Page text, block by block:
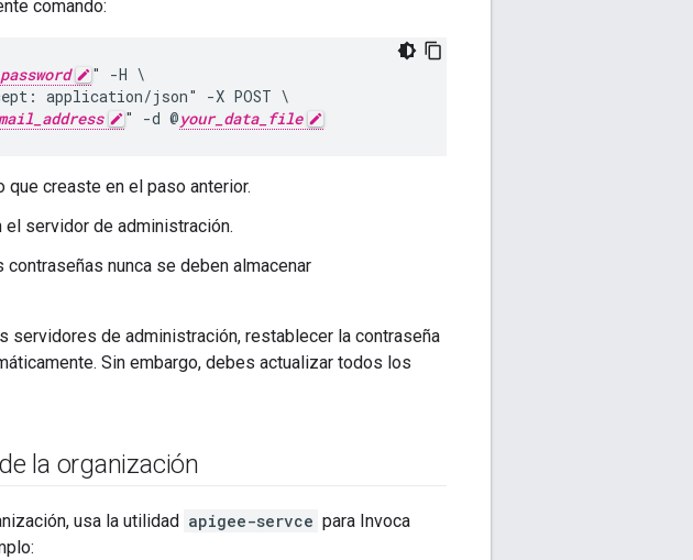
comando:
" -H \
application/json" -X POST \
" -d @your_data_file
que creaste en el paso anterior.
el servidor de administración.
nunca se deben almacenar
servidores de administración, restablecer la contraseña
Sin embargo, debes actualizar todos los
la organización
usa la utilidad apigee-servce para Invoca